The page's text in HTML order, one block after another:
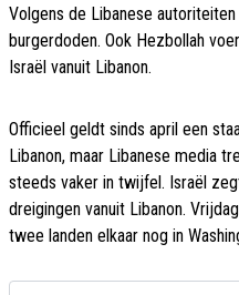
Volgens de Libanese
burgerdoden. Ook Hezbollah
Israël vanuit Libanon.
Officieel geldt sinds april een
Libanon, maar Libanese media
steeds vaker in twijfel. Israël
dreigingen vanuit Libanon.
twee landen elkaar nog in